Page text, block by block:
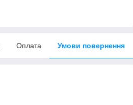
Оплата Умови повернення